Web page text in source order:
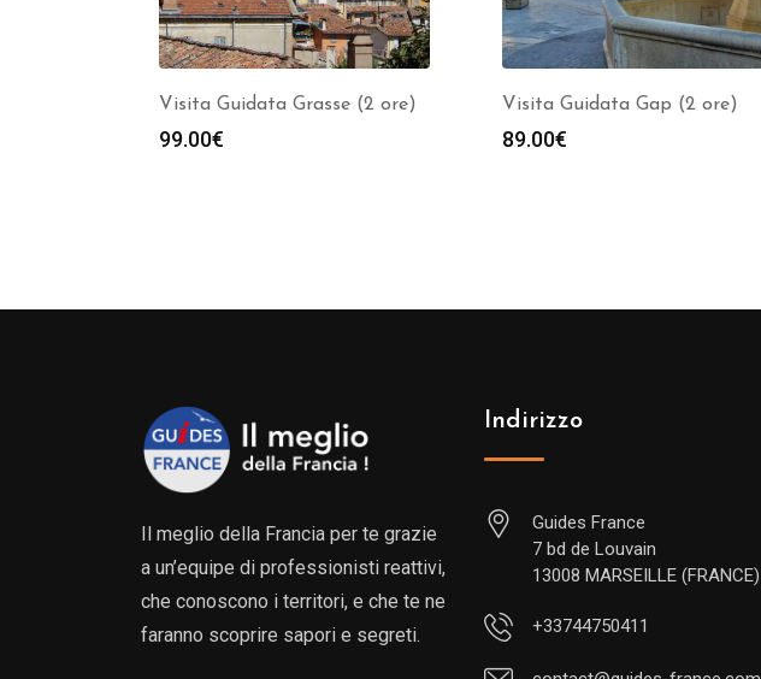
Visita Guidata Grasse (2 ore)
99.00€
Visita Guidata Gap (2 ore)
89.00€
Il meglio della Francia per te grazie
a un’equipe di professionisti reattivi,
che conoscono i territori, e che te ne
faranno scoprire sapori e segreti.
Indirizzo
Guides France
7 bd de Louvain
13008 MARSEILLE (FRANCE)
+33744750411